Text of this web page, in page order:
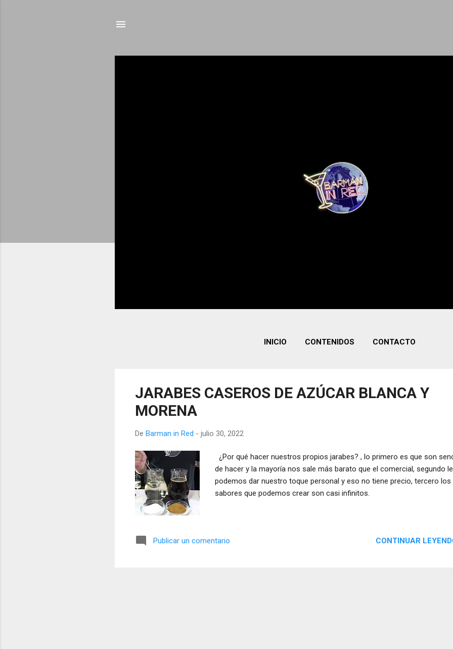
INICIO CONTENIDOS CONTACTO
JARABES CASEROS DE AZÚCAR BLANCA Y
MORENA
De Barman in Red - julio 30, 2022
¿Por qué hacer nuestros propios jarabes? , lo primero es que son
de hacer y la mayoría nos sale más barato que el comercial, segundo le
podemos dar nuestro toque personal y eso no tiene precio, tercero los
sabores que podemos crear son casi infinitos.
Publicar un comentario CONTINUAR